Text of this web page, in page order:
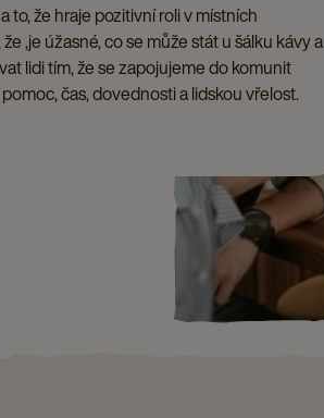
to, že hraje pozitivní roli v místních
‚je úžasné, co se může stát u šálku kávy a
lidi tím, že se zapojujeme do komunit
čas, dovednosti a lidskou vřelost.